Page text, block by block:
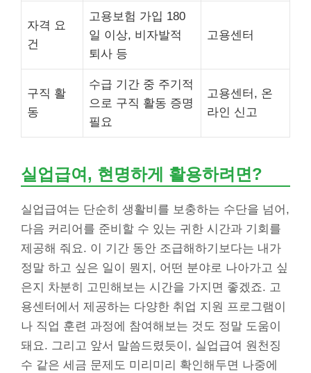
자격 요
건
고용보험 가입 180
일 이상, 비자발적
퇴사 등
고용센터
구직 활
동
수급 기간 중 주기적
으로 구직 활동 증명
필요
고용센터, 온
라인 신고
실업급여, 현명하게 활용하려면?
실업급여는 단순히 생활비를 보충하는 수단을 넘어,
다음 커리어를 준비할 수 있는 귀한 시간과 기회를
제공해 줘요. 이 기간 동안 조급해하기보다는 내가
정말 하고 싶은 일이 뭔지, 어떤 분야로 나아가고 싶
은지 차분히 고민해보는 시간을 가지면 좋겠죠. 고
용센터에서 제공하는 다양한 취업 지원 프로그램이
나 직업 훈련 과정에 참여해보는 것도 정말 도움이
돼요. 그리고 앞서 말씀드렸듯이, 실업급여 원천징
수 같은 세금 문제도 미리미리 확인해두면 나중에